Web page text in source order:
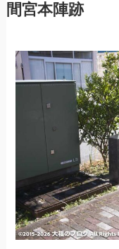
間宮本陣跡